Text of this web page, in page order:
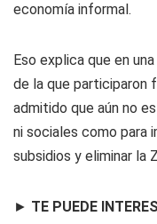
economía informal.
Eso explica que en
de la que participaron
admitido que aún no
ni sociales como para
subsidios y eliminar la
► TE PUEDE